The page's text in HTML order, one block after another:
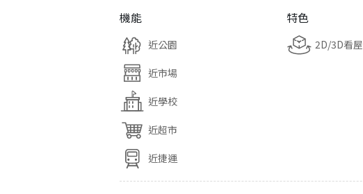
機能
近公園
近市場
近學校
近超市
近捷運
特色
2D/3D看屋